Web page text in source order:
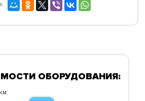
ОБОРУДОВАНИЯ: